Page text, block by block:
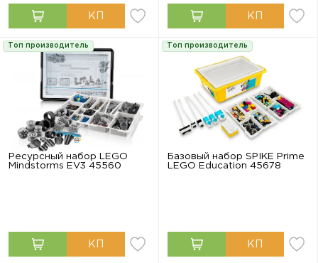
Топ производитель
Ресурсный набор LEGO
Mindstorms EV3 45560
Топ производитель
Базовый набор SPIKE Prime
LEGO Education 45678